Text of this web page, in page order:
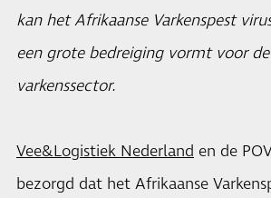
kan het Afrikaanse Varkenspest
een grote bedreiging vormt voor
varkenssector.
Vee&Logistiek Nederland en de
bezorgd dat het Afrikaanse